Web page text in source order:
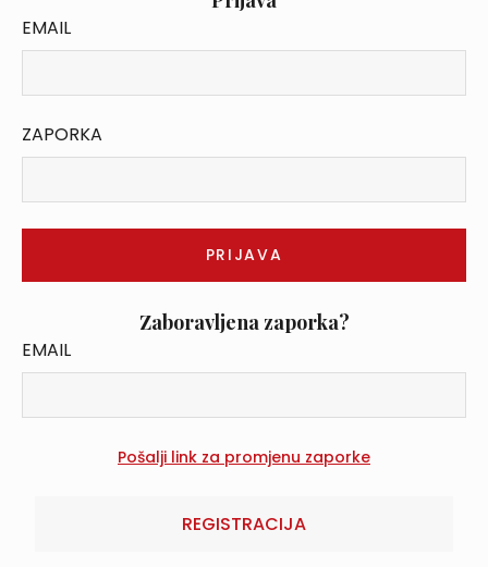
EMAIL
ZAPORKA
Zaboravljena zaporka?
EMAIL
REGISTRACIJA